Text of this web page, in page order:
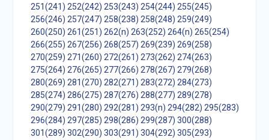
251(241) 252(242) 253(243) 254(244) 255(245)
256(246) 257(247) 258(238) 258(248) 259(249)
260(250) 261(251) 262(n) 263(252) 264(n) 265(254)
266(255) 267(256) 268(257) 269(239) 269(258)
270(259) 271(260) 272(261) 273(262) 274(263)
275(264) 276(265) 277(266) 278(267) 279(268)
280(269) 281(270) 282(271) 283(272) 284(273)
285(274) 286(275) 287(276) 288(277) 289(278)
290(279) 291(280) 292(281) 293(n) 294(282) 295(283)
296(284) 297(285) 298(286) 299(287) 300(288)
301(289) 302(290) 303(291) 304(292) 305(293)